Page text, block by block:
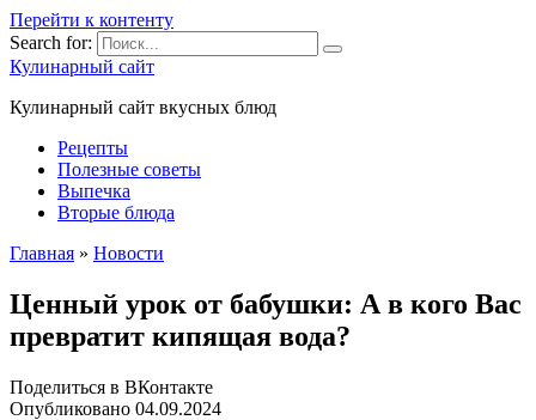
Перейти к контенту
Search for:
Кулинарный сайт
Кулинарный сайт вкусных блюд
Рецепты
Полезные советы
Выпечка
Вторые блюда
Главная » Новости
Ценный урок от бабушки: А в кого Вас
превратит кипящая вода?
Поделиться в ВКонтакте
Опубликовано 04.09.2024